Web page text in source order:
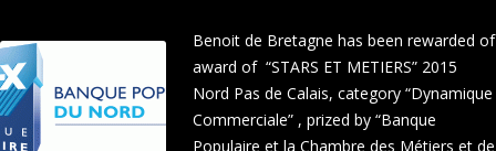
Benoit de Bretagne has been rewarded of
award of “STARS ET METIERS” 2015
Nord Pas de Calais, category “Dynamique
Commerciale” , prized by “Banque
Populaire et la Chambre des Métiers et de